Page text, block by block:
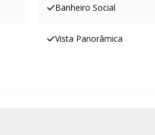
Banheiro Social
Vista Panorâmica